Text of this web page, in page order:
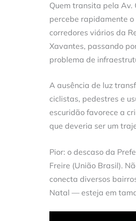
Quem transita pela Av.
percebe rapidamente
corredores viários da
Xavantes, passando
problema de
A ausência de luz
ciclistas, pedestres e
escuridão favorece a
que deveria ser um
Pior: o descaso da
Freire (União Brasil).
conecta diversos
Natal — esteja em